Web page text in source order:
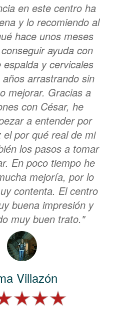
en este centro ha
y lo recomiendo al
hace unos meses
ayuda con
y cervicales
arrastrando sin
mejorar. Gracias a
con César, he
a entender por
el por qué real de mi
los pasos a tomar
En poco tiempo he
mejoría, por lo
contenta. El centro
buena impresión y
muy buen trato."
Villazón